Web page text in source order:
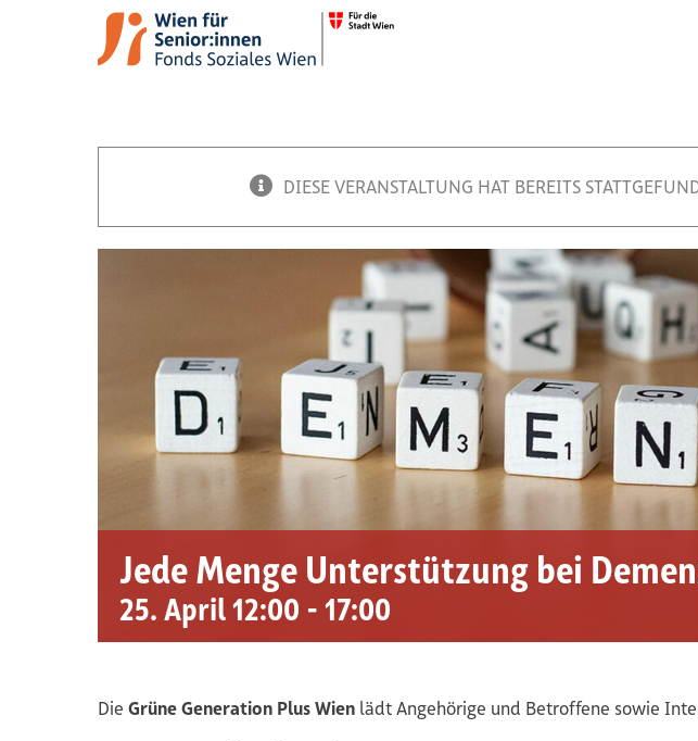
VeranstaltungDIESE VERANSTALTUNG HAT BEREITS
Jede Menge Unterstützung bei
25. April 12:00 - 17:00
Die Grüne Generation Plus Wien lädt Angehörige und Betroffene sowie